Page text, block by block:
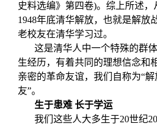
史料选编》第四卷)。综上所述，
1948年底清华解放，也就是解放
老校友在清华学习过。
这是清华人中一个特殊的群
生经历，有着共同的理想信念和
亲密的革命友谊，我们自称为“
友”。
生于患难 长于学运
我们这些人大多生于20世纪